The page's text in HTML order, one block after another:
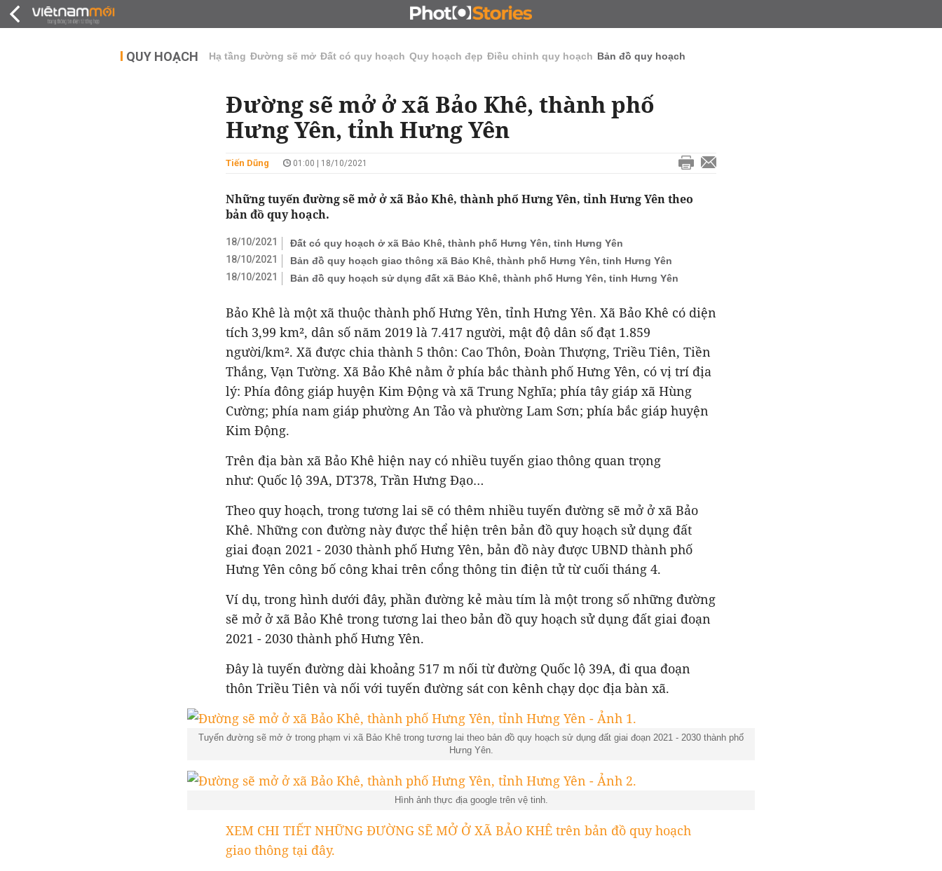
ĐẤU GIÁ - ĐẤU THẦU KINH DOANH
QUY HOẠCH Hạ tầng Đường sẽ mở Đất có quy hoạch Quy hoạch đẹp Điều chỉnh quy hoạch Bản đồ quy hoạch
Đường sẽ mở ở xã Bảo Khê, thành phố
Hưng Yên, tỉnh Hưng Yên
Tiến Dũng 01:00 | 18/10/2021
Những tuyến đường sẽ mở ở xã Bảo Khê, thành phố Hưng Yên, tỉnh Hưng Yên theo
bản đồ quy hoạch.
18/10/2021
Đất có quy hoạch ở xã Bảo Khê, thành phố Hưng Yên, tỉnh Hưng Yên
18/10/2021
Bản đồ quy hoạch giao thông xã Bảo Khê, thành phố Hưng Yên, tỉnh Hưng Yên
18/10/2021
Bản đồ quy hoạch sử dụng đất xã Bảo Khê, thành phố Hưng Yên, tỉnh Hưng Yên
Bảo Khê là một xã thuộc thành phố Hưng Yên, tỉnh Hưng Yên. Xã Bảo Khê có diện
tích 3,99 km², dân số năm 2019 là 7.417 người, mật độ dân số đạt 1.859
người/km². Xã được chia thành 5 thôn: Cao Thôn, Đoàn Thượng, Triều Tiên, Tiền
Thắng, Vạn Tường. Xã Bảo Khê nằm ở phía bắc thành phố Hưng Yên, có vị trí địa
lý: Phía đông giáp huyện Kim Động và xã Trung Nghĩa; phía tây giáp xã Hùng
Cường; phía nam giáp phường An Tảo và phường Lam Sơn; phía bắc giáp huyện
Kim Động.
Trên địa bàn xã Bảo Khê hiện nay có nhiều tuyến giao thông quan trọng
như: Quốc lộ 39A, DT378, Trần Hưng Đạo…
Theo quy hoạch, trong tương lai sẽ có thêm nhiều tuyến đường sẽ mở ở xã Bảo
Khê. Những con đường này được thể hiện trên bản đồ quy hoạch sử dụng đất
giai đoạn 2021 - 2030 thành phố Hưng Yên, bản đồ này được UBND thành phố
Hưng Yên công bố công khai trên cổng thông tin điện tử từ cuối tháng 4.
Ví dụ, trong hình dưới đây, phần đường kẻ màu tím là một trong số những đường
sẽ mở ở xã Bảo Khê trong tương lai theo bản đồ quy hoạch sử dụng đất giai đoạn
2021 - 2030 thành phố Hưng Yên.
Đây là tuyến đường dài khoảng 517 m nối từ đường Quốc lộ 39A, đi qua đoạn
thôn Triều Tiên và nối với tuyến đường sát con kênh chạy dọc địa bàn xã.
Tuyến đường sẽ mở ở trong phạm vi xã Bảo Khê trong tương lai theo bản đồ quy hoạch sử dụng đất giai đoạn 2021 - 2030 thành phố
Hưng Yên.
Hình ảnh thực địa google trên vệ tinh.
XEM CHI TIẾT NHỮNG ĐƯỜNG SẼ MỞ Ở XÃ BẢO KHÊ trên bản đồ quy hoạch
giao thông tại đây.